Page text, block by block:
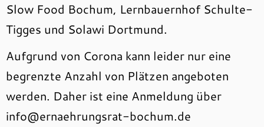
Slow Food Bochum, Lernbauernhof Schulte-
Tigges und Solawi Dortmund.
Aufgrund von Corona kann leider nur eine
begrenzte Anzahl von Plätzen angeboten
werden. Daher ist eine Anmeldung über
info@ernaehrungsrat-bochum.de